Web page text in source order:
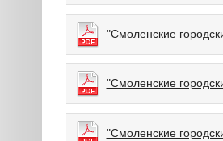
"Смоленские
"Смоленские
"Смоленские